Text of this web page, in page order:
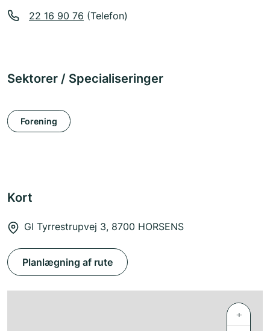
22 16 90 76 (Telefon)
Sektorer / Specialiseringer
Forening
Kort
Gl Tyrrestrupvej 3, 8700 HORSENS
Planlægning af rute
+